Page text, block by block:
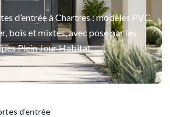
d’entrée à Chartres : modèles PVC,
bois et mixtes, avec pose par les
Plein Jour Habitat.
d'entrée